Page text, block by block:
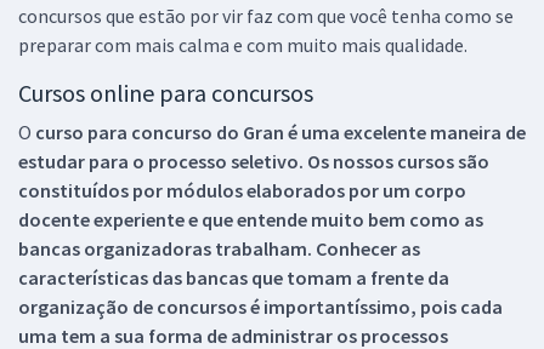
concursos que estão por vir faz com que você tenha como se
preparar com mais calma e com muito mais qualidade.
Cursos online para concursos
O curso para concurso do Gran é uma excelente maneira de
estudar para o processo seletivo. Os nossos cursos são
constituídos por módulos elaborados por um corpo
docente experiente e que entende muito bem como as
bancas organizadoras trabalham. Conhecer as
características das bancas que tomam a frente da
organização de concursos é importantíssimo, pois cada
uma tem a sua forma de administrar os processos